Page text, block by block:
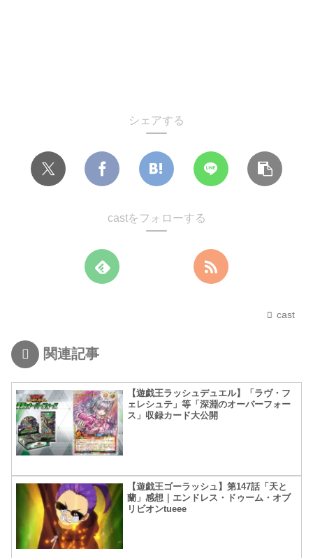
シェアする
castをフォローする
cast
関連記事
【遊戯王ラッシュデュエル】「ラヴ・フ
ェレシュテ」等「深淵のオーバーフォー
ス」収録カード大公開
【遊戯王ゴーラッシュ】第147話「天と
蘭」感想｜エンドレス・ドゥーム・オブ
リビオンtueee